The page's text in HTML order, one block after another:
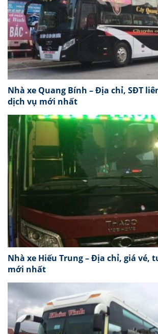
Nhà xe Quang Bính – Địa chỉ, SĐT
dịch vụ mới nhất
Nhà xe Hiếu Trung – Địa chỉ, giá vé,
mới nhất